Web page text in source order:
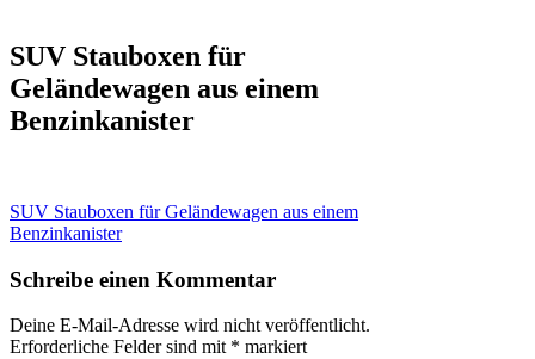
SUV Stauboxen für
Geländewagen aus einem
Benzinkanister
Beitragsnavigation
SUV Stauboxen für Geländewagen aus einem
Benzinkanister
Schreibe einen Kommentar
Deine E-Mail-Adresse wird nicht veröffentlicht.
Erforderliche Felder sind mit * markiert